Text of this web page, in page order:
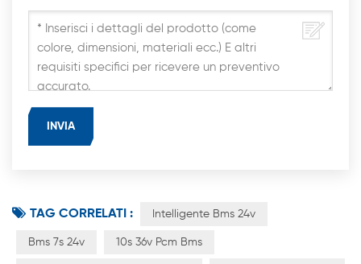
TAG CORRELATI : Intelligente Bms 24v
Bms 7s 24v 10s 36v Pcm Bms